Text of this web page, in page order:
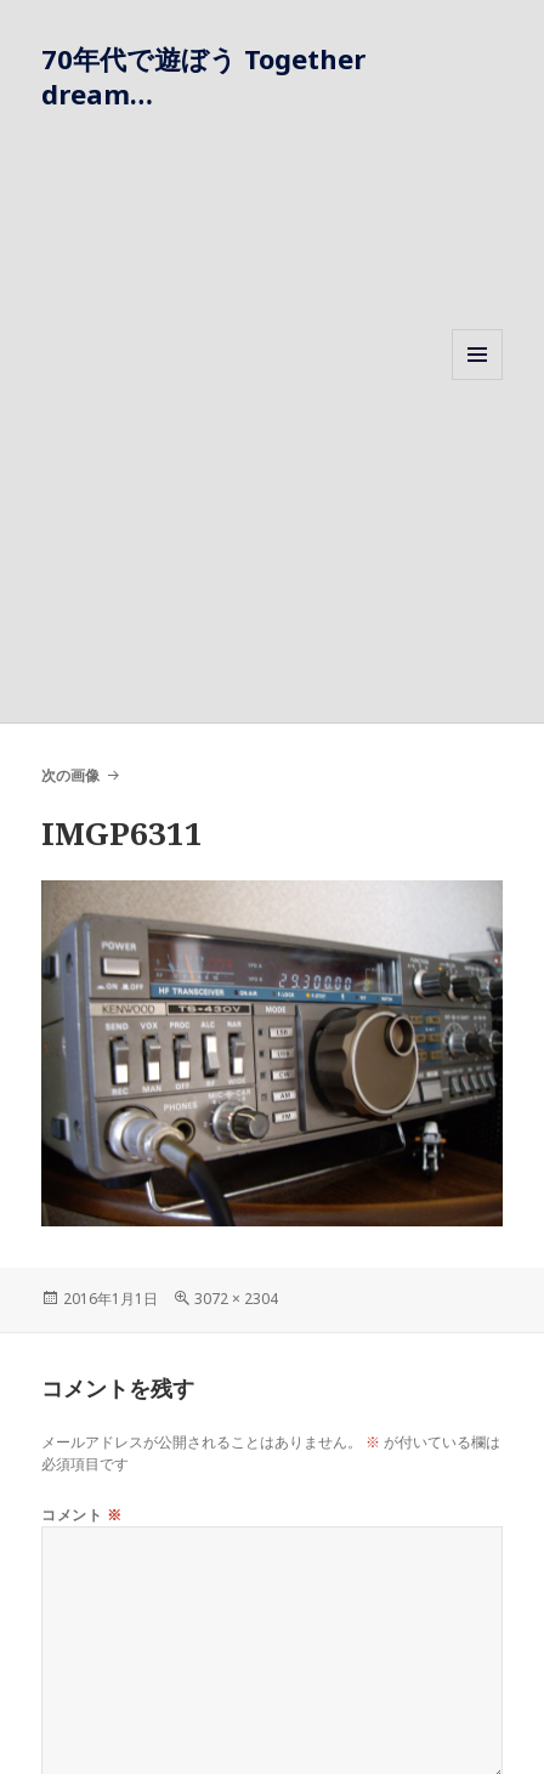
70年代で遊ぼう Together
dream…
次の画像
IMGP6311
投
2016年1月1日
フ
ズ
3072 × 2304
コメントを残す
メールアドレスが公開されることはありません。 ※ が付いている欄は
必須項目です
コメント ※